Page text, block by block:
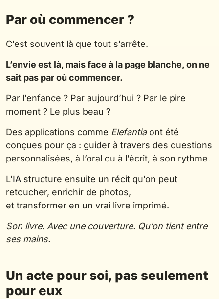
Par où commencer ?
C’est souvent là que tout s’arrête.
L’envie est là, mais face à la page blanche, on ne
sait pas par où commencer.
Par l’enfance ? Par aujourd’hui ? Par le pire
moment ? Le plus beau ?
Des applications comme Elefantiaont été
conçues pour ça : guider à travers des questions
personnalisées, à l’oral ou à l’écrit, à son rythme.
L’IA structure ensuite un récit qu’on peut
retoucher, enrichir de photos,
et transformer en un vrai livre imprimé.
Son livre. Avec une couverture. Qu’on tient entre
ses mains.
Un acte pour soi, pas seulement
pour eux